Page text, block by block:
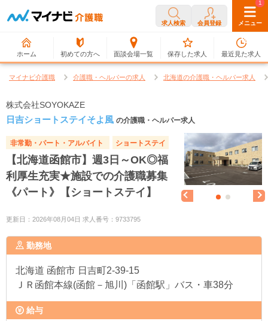
求人検索 会員登録 メニュー
ホーム 初めての方へ 面談会場一覧
0
保存した求人
1
最近見た求人
マイナビ介護職 介護職・ヘルパーの求人 北海道の介護職・ヘルパー求人
株式会社SOYOKAZE
日吉ショートステイそよ風 の介護職・ヘルパー求人
非常勤・パート・アルバイト ショートステイ
【北海道函館市】週3日～OK◎福
利厚生充実★施設での介護職募集
《パート》【ショートステイ】
更新日：2026年08月04日 求人番号：9733795
勤務地
北海道 函館市 日吉町2-39-15
ＪＲ函館本線(函館－旭川)「函館駅」バス・車38分
給与